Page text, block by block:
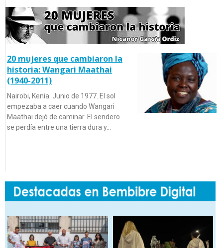
20 mujeres que cambiaron la
historia: Wangari Maathai
(1940-2011)
Nairobi, Kenia. Junio de 1977. El sol
empezaba a caer cuando Wangari
Maathai dejó de caminar. El sendero
se perdía entre una tierra dura y…